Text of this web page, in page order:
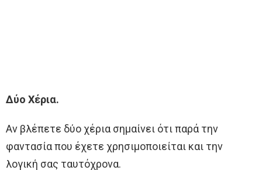
Δύο Χέρια.
Αν βλέπετε δύο χέρια σημαίνει ότι παρά την
φαντασία που έχετε χρησιμοποιείται και την
λογική σας ταυτόχρονα.